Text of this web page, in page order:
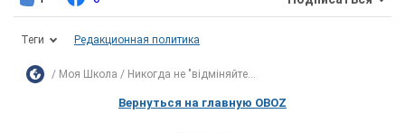
Теги Редакционная политика
Моя Школа Никогда не "відміняйте...
Вернуться на главную OBOZ